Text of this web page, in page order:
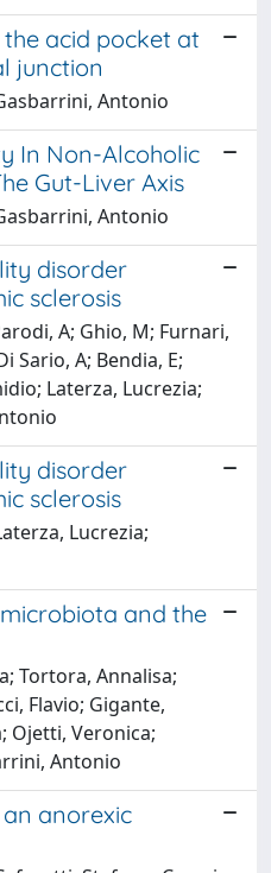
acid pocket at
junction
Antonio
In Non-Alcoholic
Gut-Liver Axis
Antonio
disorder
sclerosis
A; Ghio, M; Furnari,
Sario, A; Bendia, E;
Laterza, Lucrezia;
disorder
sclerosis
Lucrezia;
and the
Tortora, Annalisa;
Flavio; Gigante,
Ojetti, Veronica;
Antonio
anorexic